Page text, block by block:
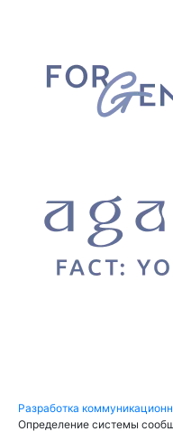
Разработка
Определение системы